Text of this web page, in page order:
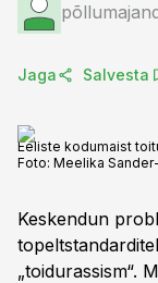
Jaga Salvesta
Eeliste kodumaist
Foto: Meelika
Keskendun
„toidurassism“.